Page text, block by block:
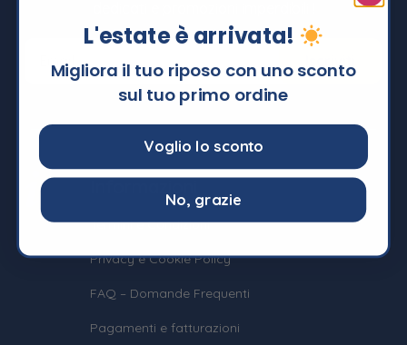
Termini e Condizioni
Privacy e Cookie Policy
FAQ – Domande Frequenti
Pagamenti e fatturazioni
L'estate è arrivata!
Migliora il tuo riposo con uno sconto
sul tuo primo ordine
Voglio lo sconto
No, grazie